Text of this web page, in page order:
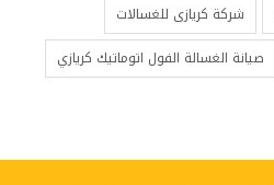
شركة كريازى للغسالات
صيانة الغسالة الفول اتوماتيك كريازي